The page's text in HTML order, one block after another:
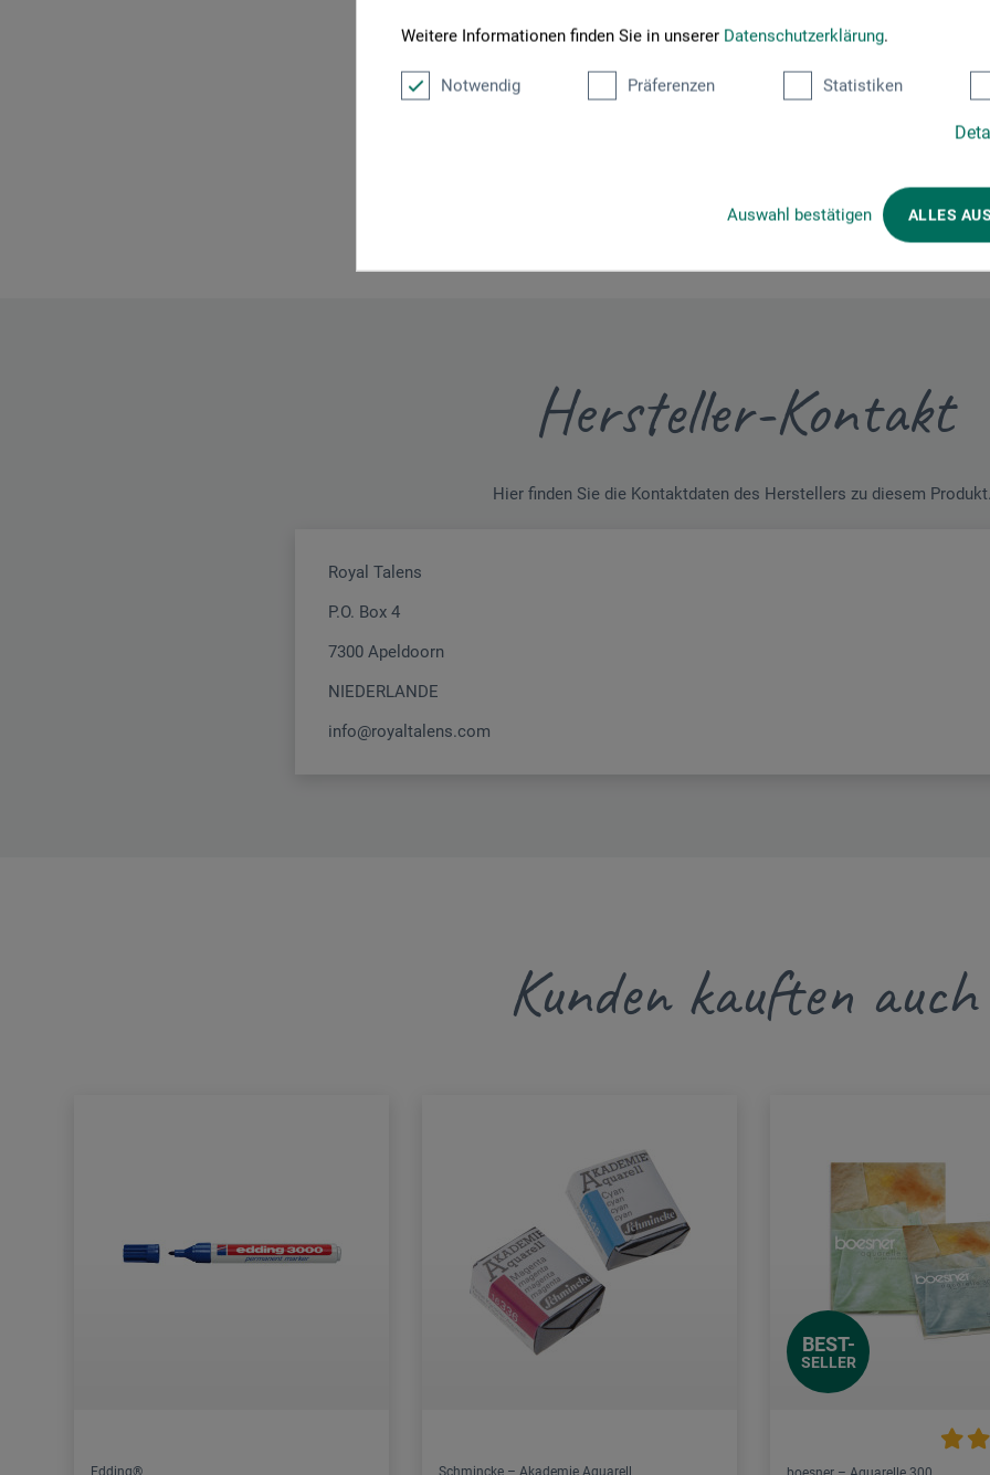
Weitere Informationen finden Sie in unserer Datenschutzerklärung.
Notwendig Präferenzen Statistiken
Auswahl bestätigen ALLES
Schreiben Sie die erste Bewertung zu diesem Produkt
Hersteller-Kontakt
Hier finden Sie die Kontaktdaten des Herstellers zu diesem
Royal Talens
P.O. Box 4
7300 Apeldoorn
NIEDERLANDE
info@royaltalens.com
Kunden kauften auch
Edding® Schmincke – Akademie Aquarell
BEST-
SELLER